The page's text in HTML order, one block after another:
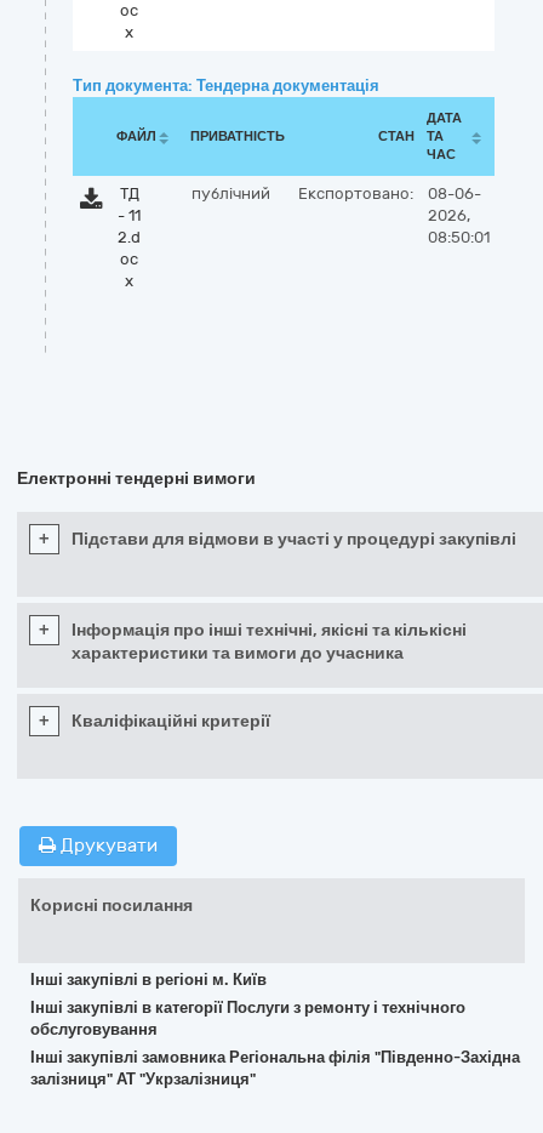
oc
x
Тип документа: Тендерна документація
ФАЙЛ ПРИВАТНІСТЬ СТАН
ДАТА
ТА
ЧАС
ТД
- 11
2.d
oc
x
публічний Експортовано:
08-06-
2026,
08:50:01
Електронні тендерні вимоги
+ Підстави для відмови в участі у процедурі закупівлі
+
Інформація про інші технічні, якісні та кількісні
характеристики та вимоги до учасника
+ Кваліфікаційні критерії
Друкувати
Корисні посилання
Інші закупівлі в регіоні м. Київ
Інші закупівлі в категорії Послуги з ремонту і технічного
обслуговування
Інші закупівлі замовника Регіональна філія "Південно-Західна
залізниця" АТ "Укрзалізниця"